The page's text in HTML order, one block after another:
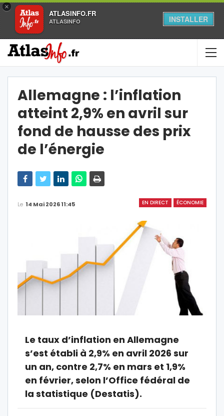
×
ATLASINFO.FR
ATLASINFO INSTALLER
Allemagne : l’inflation
atteint 2,9% en avril sur
fond de hausse des prix
de l’énergie
EN DIRECT ÉCONOMIE
Le 14 Mai 2026 11:45
Le taux d’inflation en Allemagne
s’est établi à 2,9% en avril 2026 sur
un an, contre 2,7% en mars et 1,9%
en février, selon l’Office fédéral de
la statistique (Destatis).